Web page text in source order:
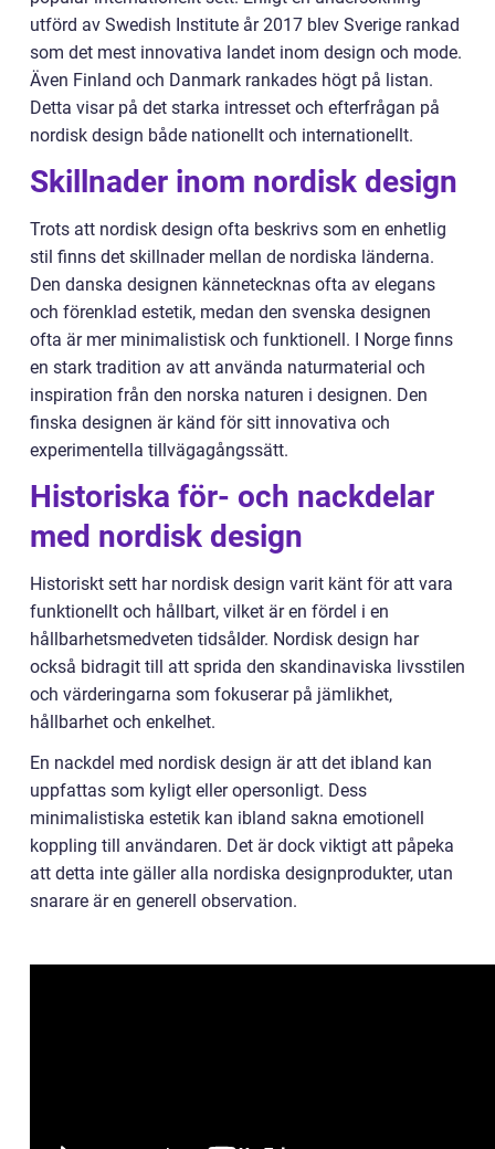
utförd av Swedish Institute år 2017 blev Sverige rankad
som det mest innovativa landet inom design och mode.
Även Finland och Danmark rankades högt på listan.
Detta visar på det starka intresset och efterfrågan på
nordisk design både nationellt och internationellt.
Skillnader inom nordisk design
Trots att nordisk design ofta beskrivs som en enhetlig
stil finns det skillnader mellan de nordiska länderna.
Den danska designen kännetecknas ofta av elegans
och förenklad estetik, medan den svenska designen
ofta är mer minimalistisk och funktionell. I Norge finns
en stark tradition av att använda naturmaterial och
inspiration från den norska naturen i designen. Den
finska designen är känd för sitt innovativa och
experimentella tillvägagångssätt.
Historiska för- och nackdelar
med nordisk design
Historiskt sett har nordisk design varit känt för att vara
funktionellt och hållbart, vilket är en fördel i en
hållbarhetsmedveten tidsålder. Nordisk design har
också bidragit till att sprida den skandinaviska livsstilen
och värderingarna som fokuserar på jämlikhet,
hållbarhet och enkelhet.
En nackdel med nordisk design är att det ibland kan
uppfattas som kyligt eller opersonligt. Dess
minimalistiska estetik kan ibland sakna emotionell
koppling till användaren. Det är dock viktigt att påpeka
att detta inte gäller alla nordiska designprodukter, utan
snarare är en generell observation.